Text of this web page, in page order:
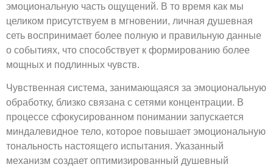
эмоциональную часть ощущений. В то время как мы
целиком присутствуем в мгновении, личная душевная
сеть воспринимает более полную и правильную данные
о событиях, что способствует к формированию более
мощных и подлинных чувств.
Чувственная система, занимающаяся за эмоциональную
обработку, близко связана с сетями концентрации. В
процессе сфокусированном понимании запускается
миндалевидное тело, которое повышает эмоциональную
тональность настоящего испытания. Указанный
механизм создает оптимизированный душевный